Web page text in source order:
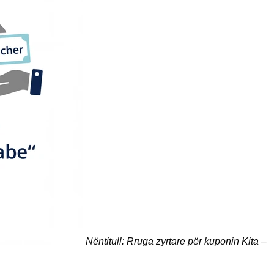
Nëntitull: Rruga zyrtare për kuponin Kita –